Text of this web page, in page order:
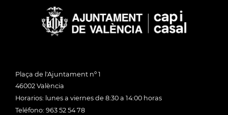
Plaça de l'Ajuntament nº 1
46002 València
Horarios: lunes a viernes de 8:30 a 14:00 horas
Teléfono: 963 52 54 78